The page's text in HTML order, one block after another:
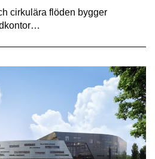
cirkulära flöden bygger